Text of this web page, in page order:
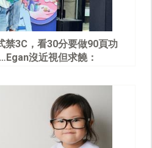
禁3C，看30分要做90頁功
沒近視但求饒：